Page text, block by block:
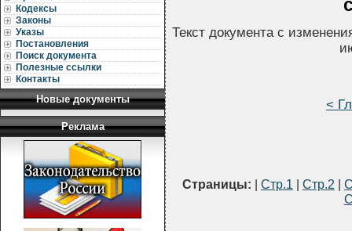
Кодексы
Законы
Указы
Постановления
Поиск документа
Полезные ссылки
Контакты
Новые документы
Реклама
Текст документа с
<
Страницы: | Стр.1 | Стр.2 |